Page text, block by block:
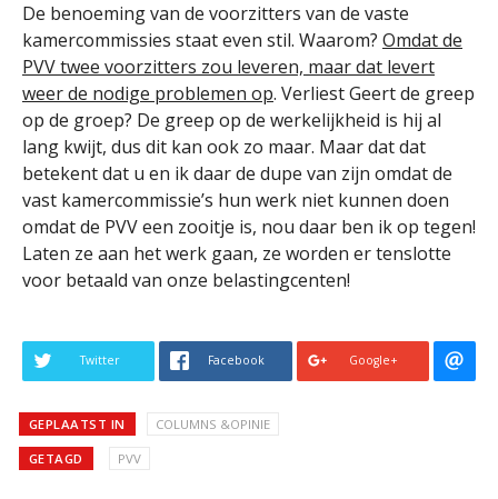
De benoeming van de voorzitters van de vaste
kamercommissies staat even stil. Waarom? Omdat de
PVV twee voorzitters zou leveren, maar dat levert
weer de nodige problemen op. Verliest Geert de greep
op de groep? De greep op de werkelijkheid is hij al
lang kwijt, dus dit kan ook zo maar. Maar dat dat
betekent dat u en ik daar de dupe van zijn omdat de
vast kamercommissie’s hun werk niet kunnen doen
omdat de PVV een zooitje is, nou daar ben ik op tegen!
Laten ze aan het werk gaan, ze worden er tenslotte
voor betaald van onze belastingcenten!
Twitter Facebook Google+
GEPLAATST IN COLUMNS &OPINIE
GETAGD PVV